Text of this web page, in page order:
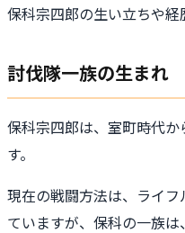
保科宗四郎の生い立ちや経
討伐隊一族の生まれ
保科宗四郎は、室町時代
す。
現在の戦闘方法は、ライ
ていますが、保科の一族